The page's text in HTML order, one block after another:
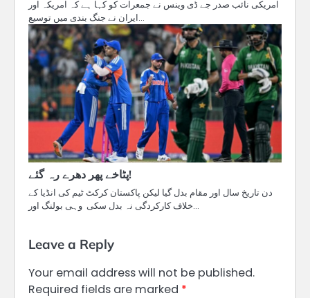
امریکی نائب صدر جے ڈی وینس نے جمعرات کو کہا ہے کہ امریکہ اور
ایران نے جنگ بندی میں توسیع…
پٹاخے پھر دھرے رہ گئے!
دن تاریخ سال اور مقام بدل گیا لیکن پاکستان کرکٹ ٹیم کی انڈیا کے
خلاف کارکردگی نہ بدل سکی وہی بولنگ اور…
Leave a Reply
Your email address will not be published.
Required fields are marked *